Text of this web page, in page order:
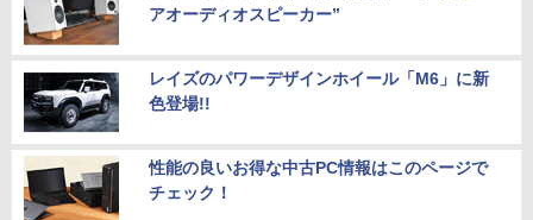
アオーディオスピーカー”
レイズのパワーデザインホイール「M6」に新
色登場!!
性能の良いお得な中古PC情報はこのページで
チェック！